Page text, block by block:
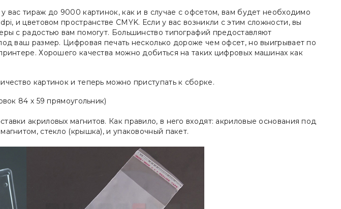
вас тираж до 9000 картинок, как и в случае с офсетом, вам будет необходимо
и цветовом пространстве CMYK. Если у вас возникли с этим сложности, вы
с радостью вам помогут. Большинство типографий предоставляют
ваш размер. Цифровая печать несколько дороже чем офсет, но выигрывает по
Хорошего качества можно добиться на таких цифровых машинах как
картинок и теперь можно приступать к сборке.
84 х 59 прямоугольник)
акриловых магнитов. Как правило, в него входят: акриловые основания под
стекло (крышка), и упаковочный пакет.